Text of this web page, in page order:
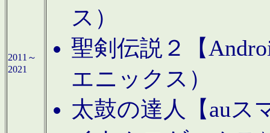
2011～
2021
ス）
聖剣伝説２【
エニックス）
太鼓の達人【auス